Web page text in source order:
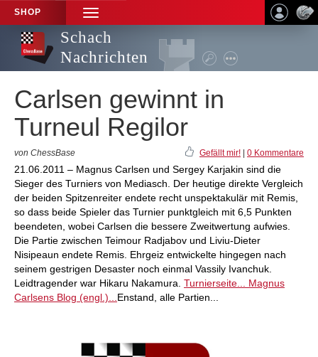
SHOP
TOGGLE
NAVIGATION
Schach
Nachrichten
Carlsen gewinnt in
Turneul Regilor
von ChessBase Gefällt mir! 0 Kommentare
21.06.2011 – Magnus Carlsen und Sergey Karjakin sind die
Sieger des Turniers von Mediasch. Der heutige direkte Vergleich
der beiden Spitzenreiter endete recht unspektakulär mit Remis,
so dass beide Spieler das Turnier punktgleich mit 6,5 Punkten
beendeten, wobei Carlsen die bessere Zweitwertung aufwies.
Die Partie zwischen Teimour Radjabov und Liviu-Dieter
Nisipeaun endete Remis. Ehrgeiz entwickelte hingegen nach
seinem gestrigen Desaster noch einmal Vassily Ivanchuk.
Leidtragender war Hikaru Nakamura. Turnierseite...
Magnus
Carlsens Blog (engl.)... Enstand, alle Partien...